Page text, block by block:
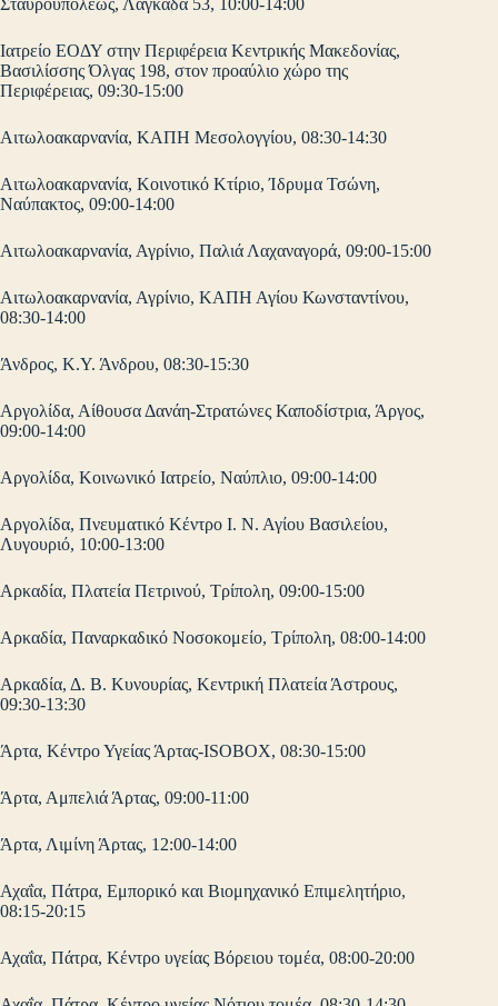
Σταυρουπόλεως, Λαγκαδά 53, 10:00-14:00
Ιατρείο ΕΟΔΥ στην Περιφέρεια Κεντρικής Μακεδονίας,
Βασιλίσσης Όλγας 198, στον προαύλιο χώρο της
Περιφέρειας, 09:30-15:00
Αιτωλοακαρνανία, ΚΑΠΗ Μεσολογγίου, 08:30-14:30
Αιτωλοακαρνανία, Κοινοτικό Κτίριο, Ίδρυμα Τσώνη,
Ναύπακτος, 09:00-14:00
Αιτωλοακαρνανία, Αγρίνιο, Παλιά Λαχαναγορά, 09:00-15:00
Αιτωλοακαρνανία, Αγρίνιο, ΚΑΠΗ Αγίου Κωνσταντίνου,
08:30-14:00
Άνδρος, Κ.Υ. Άνδρου, 08:30-15:30
Αργολίδα, Αίθουσα Δανάη-Στρατώνες Καποδίστρια, Άργος,
09:00-14:00
Αργολίδα, Κοινωνικό Ιατρείο, Ναύπλιο, 09:00-14:00
Αργολίδα, Πνευματικό Κέντρο Ι. Ν. Αγίου Βασιλείου,
Λυγουριό, 10:00-13:00
Αρκαδία, Πλατεία Πετρινού, Τρίπολη, 09:00-15:00
Αρκαδία, Παναρκαδικό Νοσοκομείο, Τρίπολη, 08:00-14:00
Αρκαδία, Δ. Β. Κυνουρίας, Κεντρική Πλατεία Άστρους,
09:30-13:30
Άρτα, Κέντρο Υγείας Άρτας-ISOBOX, 08:30-15:00
Άρτα, Αμπελιά Άρτας, 09:00-11:00
Άρτα, Λιμίνη Άρτας, 12:00-14:00
Αχαΐα, Πάτρα, Εμπορικό και Βιομηχανικό Επιμελητήριο,
08:15-20:15
Αχαΐα, Πάτρα, Κέντρο υγείας Βόρειου τομέα, 08:00-20:00